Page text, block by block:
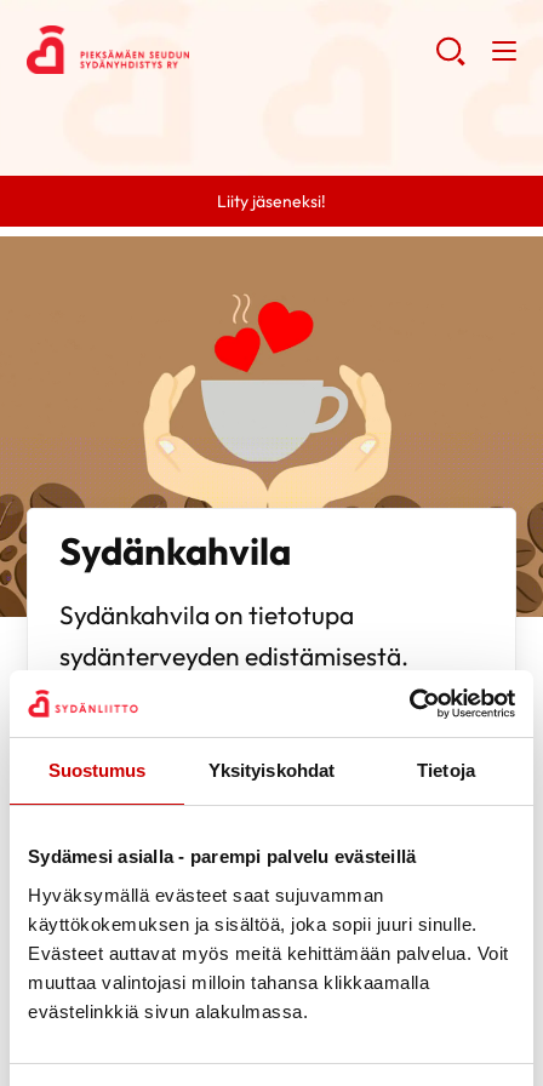
Suostumus Yksityiskohdat Tietoja
Sydämesi asialla - parempi palvelu evästeillä
Hyväksymällä evästeet saat sujuvamman
käyttökokemuksen ja sisältöä, joka sopii juuri sinulle.
Evästeet auttavat myös meitä kehittämään palvelua. Voit
muuttaa valintojasi milloin tahansa klikkaamalla
evästelinkkiä sivun alakulmassa.
Liity jäseneksi!
Sydänkahvila
Sydänkahvila on tietotupa
sydänterveyden edistämisestä.
Sydänkahvilatoiminta voi jalkautua
kylille ja yhdistyksiin. Sydänkahvila
voi sisältää terveysmittauksia ja
pulssisi-ohjauksen. Sydänkahvilan
avulla voidaan myös esitellä
sydänmerkkituotteita ja lisätä
tietoutta elitarvikkeiden
rasva-,suola-, ja sokeripitoisuuksista.